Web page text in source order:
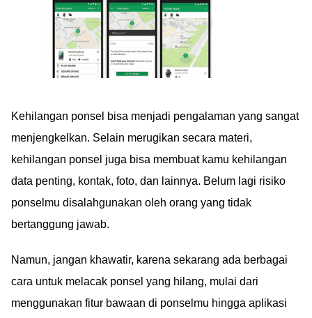
Kehilangan ponsel bisa menjadi pengalaman yang sangat
menjengkelkan. Selain merugikan secara materi,
kehilangan ponsel juga bisa membuat kamu kehilangan
data penting, kontak, foto, dan lainnya. Belum lagi risiko
ponselmu disalahgunakan oleh orang yang tidak
bertanggung jawab.
Namun, jangan khawatir, karena sekarang ada berbagai
cara untuk melacak ponsel yang hilang, mulai dari
menggunakan fitur bawaan di ponselmu hingga aplikasi